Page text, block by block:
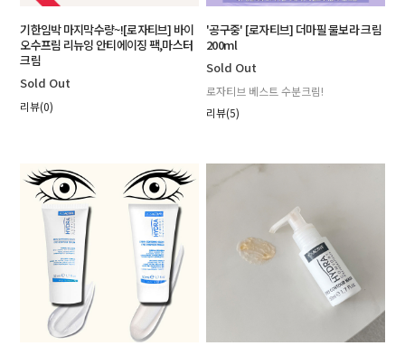
기한임박 마지막수량~![로자티브] 바이
오수프림 리뉴잉 안티에이징 팩,마스터
크림
Sold Out
리뷰(0)
'공구중' [로자티브] 더마필 물보라 크림
200ml
Sold Out
로자티브 베스트 수분크림!
리뷰(5)